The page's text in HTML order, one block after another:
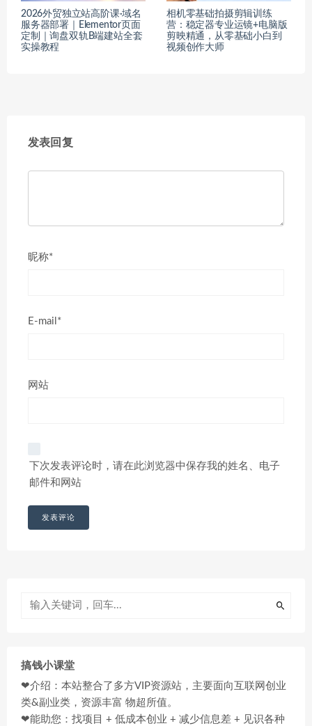
2026外贸独立站高阶课·域名
服务器部署｜Elementor页面
定制｜询盘双轨B端建站全套
实操教程
相机零基础拍摄剪辑训练
营：稳定器专业运镜+电脑版
剪映精通，从零基础小白到
视频创作大师
发表回复
昵称*
E-mail*
网站
下次发表评论时，请在此浏览器中保存我的姓名、电子
邮件和网站
搞钱小课堂
❤介绍：本站整合了多方VIP资源站，主要面向互联网创业
类&副业类，资源丰富 物超所值。
❤能助您：找项目 + 低成本创业 + 减少信息差 + 见识各种